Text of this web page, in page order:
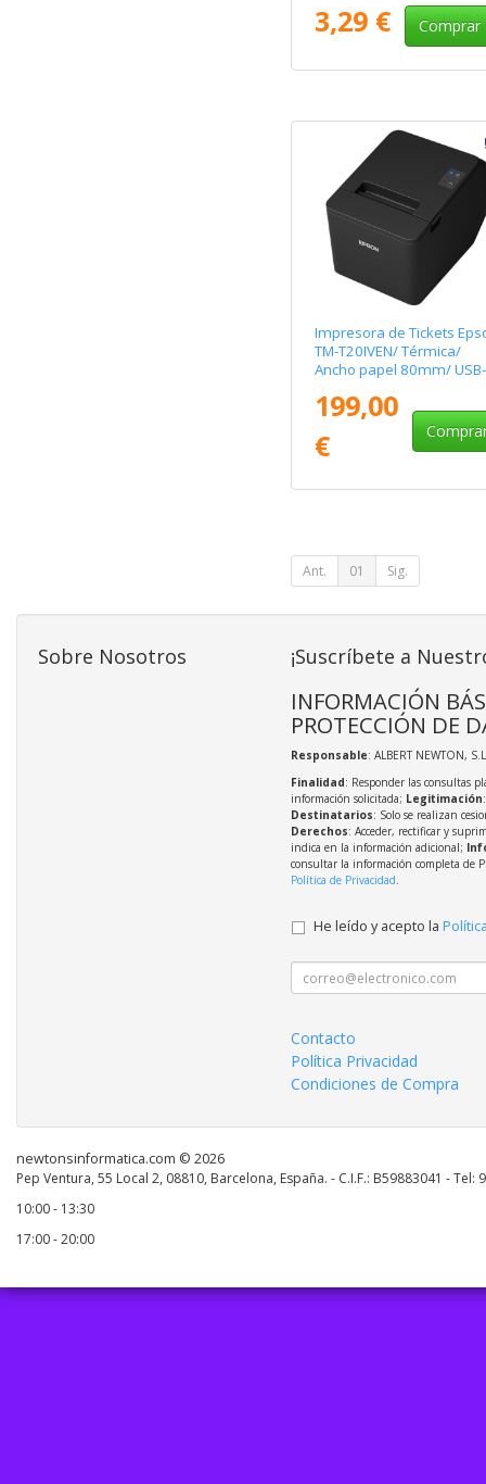
3,29 € Comprar
Impresora de Tickets
TM-T20IVEN/ Térmica/
Ancho papel 80mm/ USB-
199,00
€
Ant. 01 Sig.
Sobre Nosotros ¡Suscríbete a
INFORMACIÓN
PROTECCIÓN DE
Responsable: ALBERT NEWTON,
Finalidad: Responder las consultas
información solicitada; Legitimación
Destinatarios: Solo se realizan
Derechos: Acceder, rectificar y
indica en la información adicional;
consultar la información completa de
Política de Privacidad.
He leído y acepto la
Contacto
Política Privacidad
Condiciones de Compra
newtonsinformatica.com © 2026
Pep Ventura, 55 Local 2, 08810, Barcelona, España. - C.I.F.: B59883041 - Tel:
10:00 - 13:30
17:00 - 20:00